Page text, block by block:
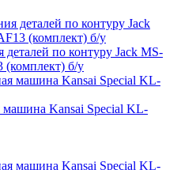
по контуру Jack MS-
б/у
Kansai Special KL-